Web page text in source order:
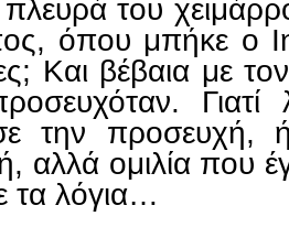
πλευρά του
όπου μπήκε ο
Και βέβαια με
την προσευχή,
αλλά ομιλία που
τα λόγια…